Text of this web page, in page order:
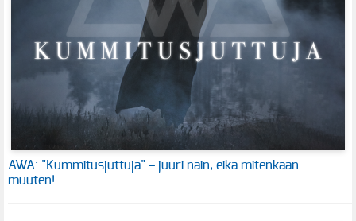
AWA: "Kummitusjuttuja" – juuri näin, eikä mitenkään
muuten!